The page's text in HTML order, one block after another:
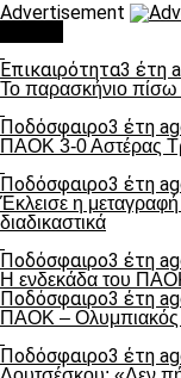
Advertisement
Επικαιρότητα3 έτη
Το παρασκήνιο
Ποδόσφαιρο3 έτη
ΠΑΟΚ 3-0 Αστέρας
Ποδόσφαιρο3 έτη
Έκλεισε η
διαδικαστικά
Ποδόσφαιρο3 έτη
Η ενδεκάδα του
Ποδόσφαιρο3 έτη
ΠΑΟΚ –
Ποδόσφαιρο3 έτη